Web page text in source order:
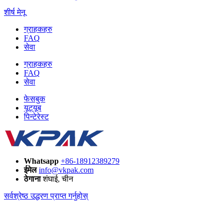
शीर्ष मेनू
ग्राहकहरु
FAQ
सेवा
ग्राहकहरु
FAQ
सेवा
फेसबुक
यूट्यूब
पिन्टेरेस्ट
Whatsapp +86-18912389279
ईमेल info@vkpak.com
ठेगानाशंघाई, चीन
सर्वश्रेष्ठ उद्धरण प्राप्त गर्नुहोस्